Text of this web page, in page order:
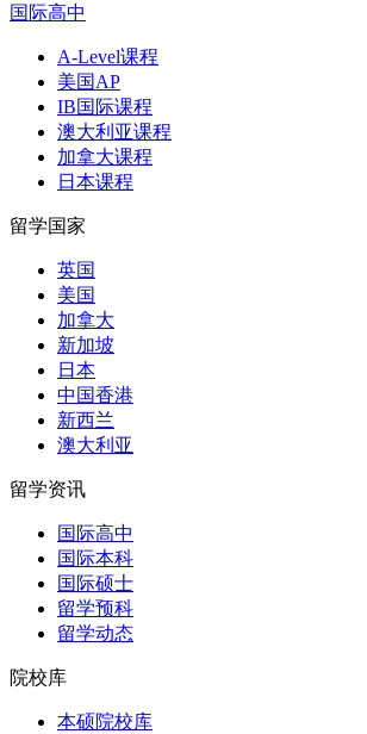
国际高中
A-Level课程
美国AP
IB国际课程
澳大利亚课程
加拿大课程
日本课程
留学国家
英国
美国
加拿大
新加坡
日本
中国香港
新西兰
澳大利亚
留学资讯
国际高中
国际本科
国际硕士
留学预科
留学动态
院校库
本硕院校库